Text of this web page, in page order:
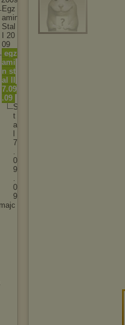
Egz
amin
Sta
I 20
09
egz
ami
n st
al I
7.09
.09
S
t
a
7
.
0
9
.
0
9
ajc